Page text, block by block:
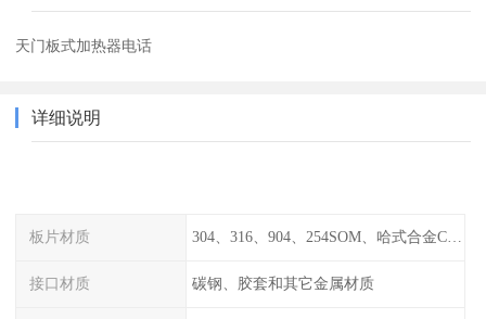
天门板式加热器电话
详细说明
板片材质 304、316、904、254SOM、哈式合金C-276、TA1等
接口材质 碳钢、胶套和其它金属材质